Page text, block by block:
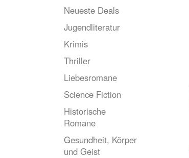
Neueste Deals
Jugendliteratur
Krimis
Thriller
Liebesromane
Science Fiction
Historische
Romane
Gesundheit, Körper
und Geist